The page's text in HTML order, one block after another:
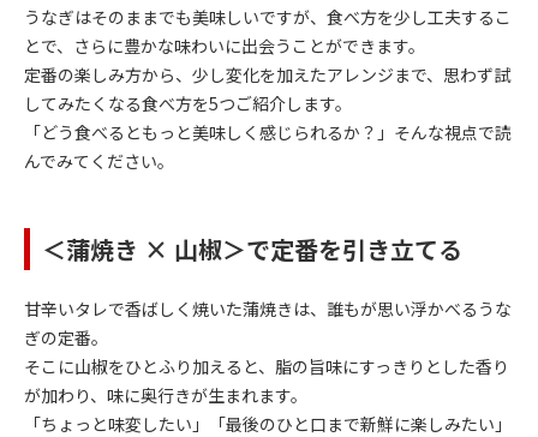
うなぎはそのままでも美味しいですが、食べ方を少し工夫するこ
とで、さらに豊かな味わいに出会うことができます。
定番の楽しみ方から、少し変化を加えたアレンジまで、思わず試
してみたくなる食べ方を5つご紹介します。
「どう食べるともっと美味しく感じられるか？」そんな視点で読
んでみてください。
＜蒲焼き × 山椒＞で定番を引き立てる
甘辛いタレで香ばしく焼いた蒲焼きは、誰もが思い浮かべるうな
ぎの定番。
そこに山椒をひとふり加えると、脂の旨味にすっきりとした香り
が加わり、味に奥行きが生まれます。
「ちょっと味変したい」「最後のひと口まで新鮮に楽しみたい」